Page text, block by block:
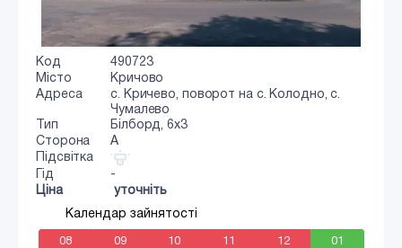
Код
490723
Місто
Кричово
Адреса
с. Кричево, поворот на с. Колодно, с.
Чумалево
Тип
Білборд, 6x3
Сторона
A
Підсвітка
Гід
-
Ціна
уточніть
Календар зайнятості
08 09 10 11 12 01